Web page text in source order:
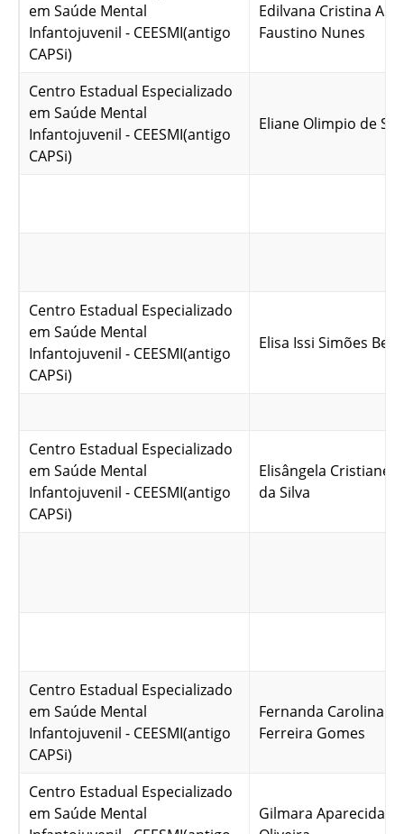
em Saúde Mental
Infantojuvenil - CEESMI(antigo
CAPSi)
Edilvana Cristina
Faustino Nunes
Centro Estadual Especializado
em Saúde Mental
Infantojuvenil - CEESMI(antigo
CAPSi)
Eliane Olimpio de
Centro Estadual Especializado
em Saúde Mental
Infantojuvenil - CEESMI(antigo
CAPSi)
Elisa Issi Simões
Centro Estadual Especializado
em Saúde Mental
Infantojuvenil - CEESMI(antigo
CAPSi)
Elisângela Cristiane
da Silva
Centro Estadual Especializado
em Saúde Mental
Infantojuvenil - CEESMI(antigo
CAPSi)
Fernanda Carolina
Ferreira Gomes
Centro Estadual Especializado
em Saúde Mental
Gilmara Aparecida